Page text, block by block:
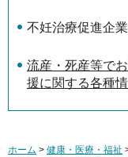
不妊治療促進企
流産・死産等で
援に関する各種
ホーム > 健康・医療・福祉